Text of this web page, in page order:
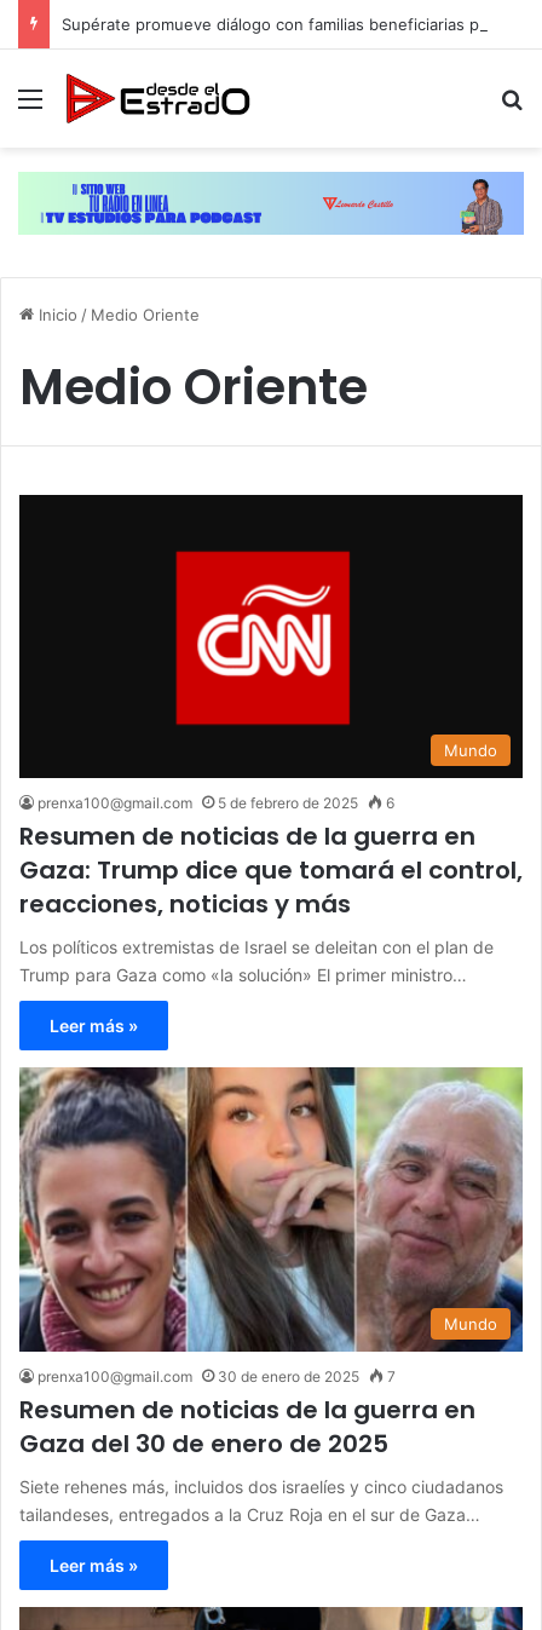
Menú
Inicio / Medio Oriente
Medio Oriente
Mundo
prenxa100@gmail.com 5 de febrero de 2025 6
Resumen de noticias de la guerra en
Gaza: Trump dice que tomará el control,
reacciones, noticias y más
Los políticos extremistas de Israel se deleitan con el plan de
Trump para Gaza como «la solución» El primer ministro…
Leer más »
Mundo
prenxa100@gmail.com 30 de enero de 2025 7
Resumen de noticias de la guerra en
Gaza del 30 de enero de 2025
Siete rehenes más, incluidos dos israelíes y cinco ciudadanos
tailandeses, entregados a la Cruz Roja en el sur de Gaza…
Leer más »